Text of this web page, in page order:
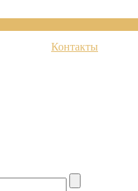
Контакты